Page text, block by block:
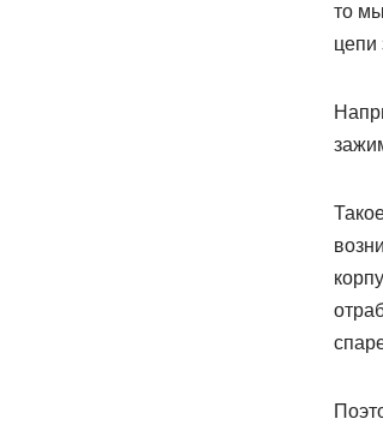
то
цепи